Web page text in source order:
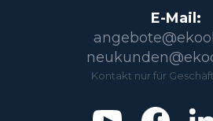
E-Mail:
Kontakt nur für